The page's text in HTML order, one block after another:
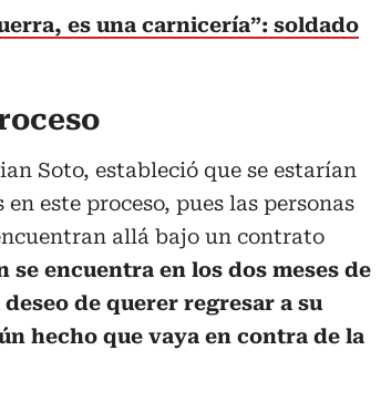
es una carnicería”: soldado
Soto, estableció que se estarían
este proceso, pues las personas
allá bajo un contrato
se encuentra en los dos meses de
de querer regresar a su
hecho que vaya en contra de la